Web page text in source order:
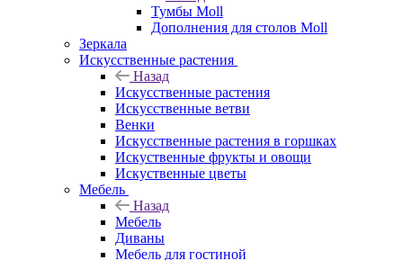
Тумбы Moll
Дополнения для столов Moll
Зеркала
Искусственные растения
Назад
Искусственные растения
Искусственные ветви
Венки
Искусственные растения в горшках
Искуственные фрукты и овощи
Искуственные цветы
Мебель
Назад
Мебель
Диваны
Мебель для гостиной